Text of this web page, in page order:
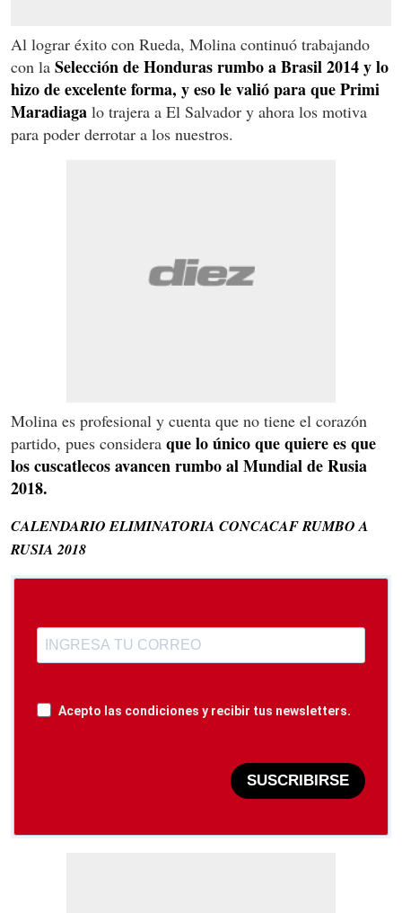
Al lograr éxito con Rueda, Molina continuó trabajando
con la Selección de Honduras rumbo a Brasil 2014 y lo
hizo de excelente forma, y eso le valió para que Primi
Maradiaga lo trajera a El Salvador y ahora los motiva
para poder derrotar a los nuestros.
Molina es profesional y cuenta que no tiene el corazón
partido, pues considera que lo único que quiere es que
los cuscatlecos avancen rumbo al Mundial de Rusia
2018.
CALENDARIO ELIMINATORIA CONCACAF RUMBO A
RUSIA 2018
Acepto las condiciones y recibir tus newsletters.
SUSCRIBIRSE